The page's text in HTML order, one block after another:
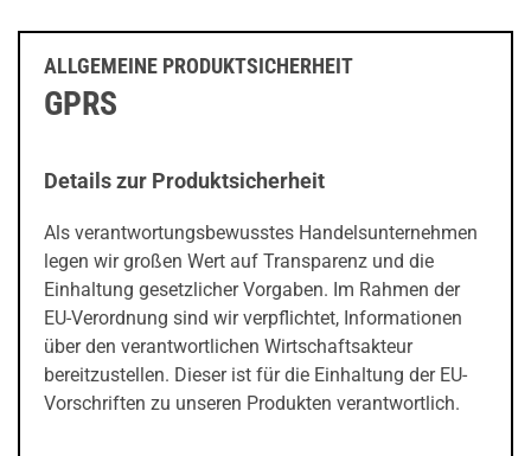
ALLGEMEINE PRODUKTSICHERHEIT
GPRS
Details zur Produktsicherheit
Als verantwortungsbewusstes Handelsunternehmen
legen wir großen Wert auf Transparenz und die
Einhaltung gesetzlicher Vorgaben. Im Rahmen der
EU-Verordnung sind wir verpflichtet, Informationen
über den verantwortlichen Wirtschaftsakteur
bereitzustellen. Dieser ist für die Einhaltung der EU-
Vorschriften zu unseren Produkten verantwortlich.